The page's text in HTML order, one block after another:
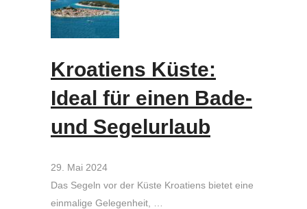
Kroatiens Küste:
Ideal für einen Bade-
und Segelurlaub
29. Mai 2024
Das Segeln vor der Küste Kroatiens bietet eine
einmalige Gelegenheit, …